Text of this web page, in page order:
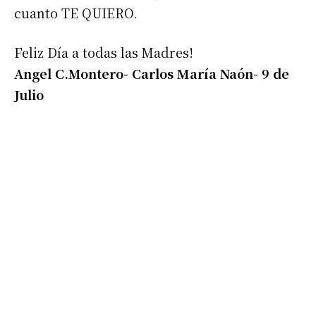
Nombre
cuanto TE QUIERO.
Feliz Día a todas las Madres!
Angel C.Montero- Carlos María Naón- 9 de
Julio